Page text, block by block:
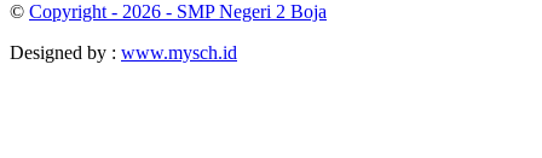
© Copyright - 2026 - SMP Negeri 2 Boja
Designed by : www.mysch.id